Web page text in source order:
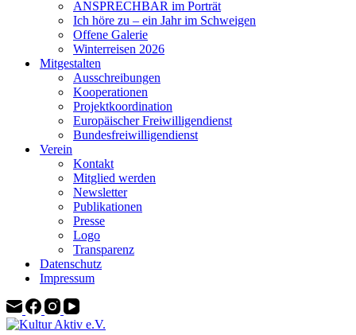
ANSPRECHBAR im Porträt
Ich höre zu – ein Jahr im Schweigen
Offene Galerie
Winterreisen 2026
Mitgestalten
Ausschreibungen
Kooperationen
Projektkoordination
Europäischer Freiwilligendienst
Bundesfreiwilligendienst
Verein
Kontakt
Mitglied werden
Newsletter
Publikationen
Presse
Logo
Transparenz
Datenschutz
Impressum